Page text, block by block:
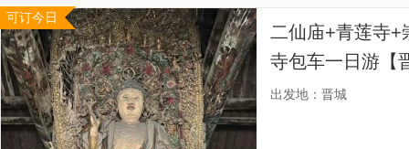
可订今日
二仙庙+青莲寺+
寺包车一日游【
出发地：晋城